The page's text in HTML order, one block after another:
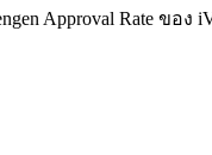
Approval Rate ขอ